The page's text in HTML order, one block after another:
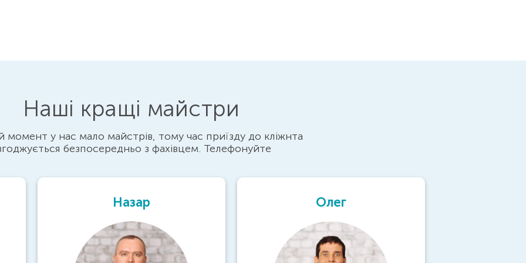
Наші кращі майстри
момент у нас мало майстрів, тому час приїзду до кліжнта
безпосередньо з фахівцем. Телефонуйте
Назар Олег